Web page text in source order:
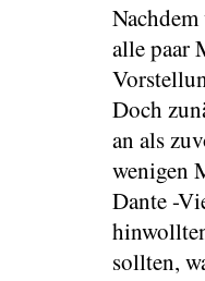
alle paar
Doch
an als
wenigen
Dante -
sollten,